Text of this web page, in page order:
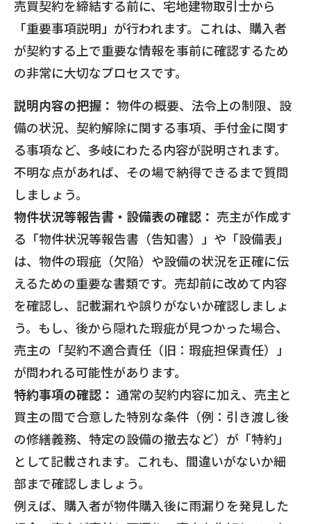
売買契約を締結する前に、宅地建物取引士から
「重要事項説明」が行われます。これは、購入者
が契約する上で重要な情報を事前に確認するため
の非常に大切なプロセスです。
説明内容の把握： 物件の概要、法令上の制限、設
備の状況、契約解除に関する事項、手付金に関す
る事項など、多岐にわたる内容が説明されます。
不明な点があれば、その場で納得できるまで質問
しましょう。
物件状況等報告書・設備表の確認： 売主が作成す
る「物件状況等報告書（告知書）」や「設備表」
は、物件の瑕疵（欠陥）や設備の状況を正確に伝
えるための重要な書類です。売却前に改めて内容
を確認し、記載漏れや誤りがないか確認しましょ
う。もし、後から隠れた瑕疵が見つかった場合、
売主の「契約不適合責任（旧：瑕疵担保責任）」
が問われる可能性があります。
特約事項の確認： 通常の契約内容に加え、売主と
買主の間で合意した特別な条件（例：引き渡し後
の修繕義務、特定の設備の撤去など）が「特約」
として記載されます。これも、間違いがないか細
部まで確認しましょう。
例えば、購入者が物件購入後に雨漏りを発見した